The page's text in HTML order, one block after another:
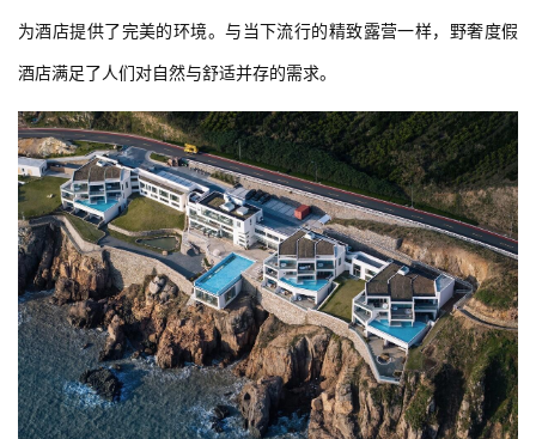
为酒店提供了完美的环境。与当下流行的精致露营一样，野奢度假
酒店满足了人们对自然与舒适并存的需求。